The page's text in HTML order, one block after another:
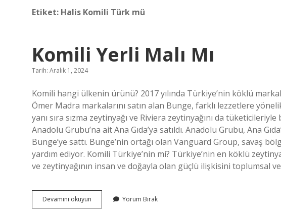
Etiket: Halis Komili Türk mü
Komili Yerli Malı Mı
Tarih: Aralık 1, 2024
Komili hangi ülkenin ürünü? 2017 yılında Türkiye’nin köklü
Ömer Madra markalarını satın alan Bunge, farklı lezzetlere
yanı sıra sızma zeytinyağı ve Riviera zeytinyağını da
Anadolu Grubu’na ait Ana Gıda’ya satıldı. Anadolu Grubu, Ana
Bunge’ye sattı. Bunge’nin ortağı olan Vanguard Group, savaş
yardım ediyor. Komili Türkiye’nin mi? Türkiye’nin en köklü
ve zeytinyağının insan ve doğayla olan güçlü ilişkisini toplumsal
Devamını okuyun
Yerli
Yorum Bırak